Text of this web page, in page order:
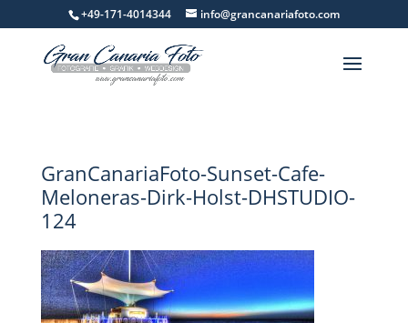
+49-171-4014344 info@grancanariafoto.com
GranCanariaFoto-Sunset-Cafe-
Meloneras-Dirk-Holst-DHSTUDIO-
124